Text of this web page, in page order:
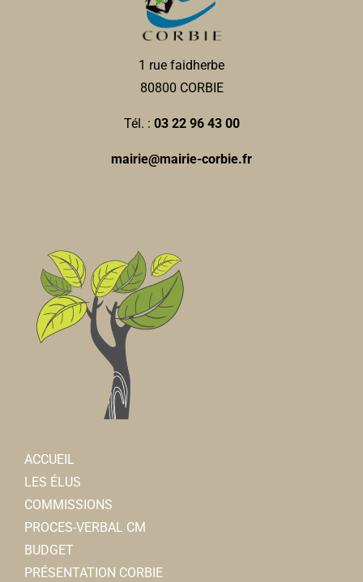
1 rue faidherbe
80800 CORBIE
Tél. : 03 22 96 43 00
mairie@mairie-corbie.fr
ACCUEIL
LES ÉLUS
COMMISSIONS
PROCES-VERBAL CM
BUDGET
PRÉSENTATION CORBIE